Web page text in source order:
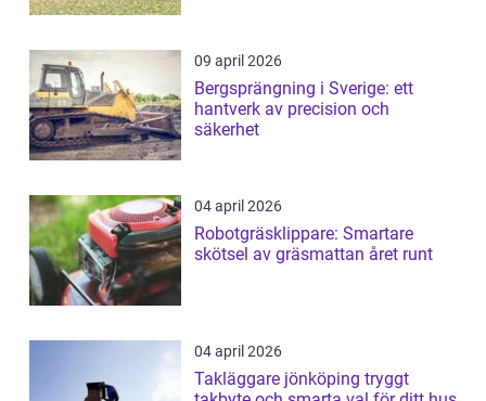
09 april 2026
Bergsprängning i Sverige: ett
hantverk av precision och
säkerhet
04 april 2026
Robotgräsklippare: Smartare
skötsel av gräsmattan året runt
04 april 2026
Takläggare jönköping tryggt